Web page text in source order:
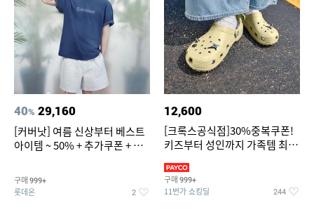
40% 29,160
[커버낫] 여름 신상부터 베스트
아이템 ~ 50% + 추가쿠폰 + 카
구매 999+
롯데온 2
12,600
[크록스공식점]30%중복쿠폰!
키즈부터 성인까지 가족템 최대
구매 999+
11번가 쇼킹딜 244